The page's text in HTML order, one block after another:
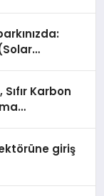
Karbon
giriş